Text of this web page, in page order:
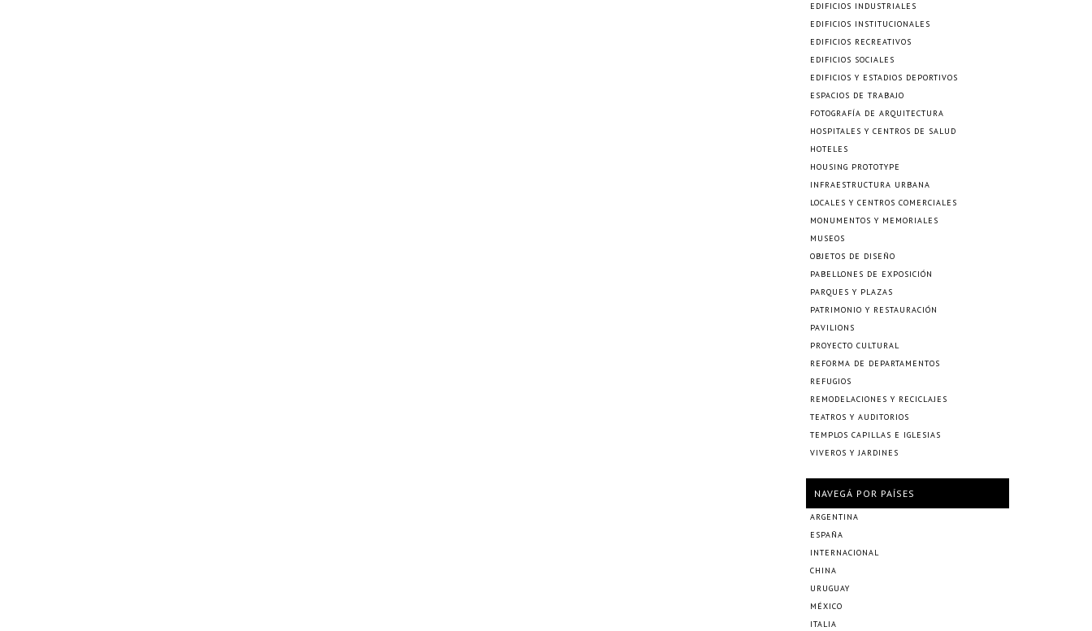
EDIFICIOS INDUSTRIALES
EDIFICIOS INSTITUCIONALES
EDIFICIOS RECREATIVOS
EDIFICIOS SOCIALES
EDIFICIOS Y ESTADIOS DEPORTIVOS
ESPACIOS DE TRABAJO
FOTOGRAFÍA DE ARQUITECTURA
HOSPITALES Y CENTROS DE SALUD
HOTELES
HOUSING PROTOTYPE
INFRAESTRUCTURA URBANA
LOCALES Y CENTROS COMERCIALES
MONUMENTOS Y MEMORIALES
MUSEOS
OBJETOS DE DISEÑO
PABELLONES DE EXPOSICIÓN
PARQUES Y PLAZAS
PATRIMONIO Y RESTAURACIÓN
PAVILIONS
PROYECTO CULTURAL
REFORMA DE DEPARTAMENTOS
REFUGIOS
REMODELACIONES Y RECICLAJES
TEATROS Y AUDITORIOS
TEMPLOS CAPILLAS E IGLESIAS
VIVEROS Y JARDINES
NAVEGÁ POR PAÍSES
ARGENTINA
ESPAÑA
INTERNACIONAL
CHINA
URUGUAY
MÉXICO
ITALIA